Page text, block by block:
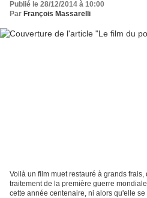
Publié le 28/12/2014 à 10:00
Par François Massarelli
Voilà un film muet restauré à grands
traitement de la première guerre
cette année centenaire, ni alors qu'elle se